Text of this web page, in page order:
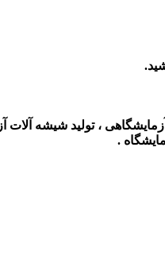
، تولید شیشه
.